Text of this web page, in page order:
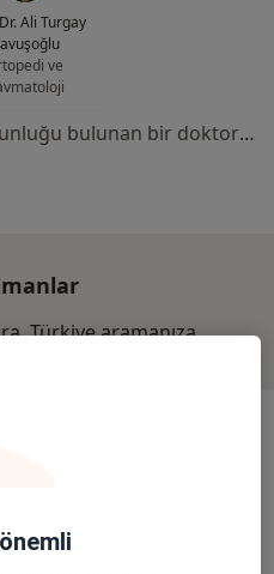
Ali Turgay
ve
Bu kurumda online uygunluğu bulunan bir doktor veya uzman bulunamadı
Türkiye aramanıza